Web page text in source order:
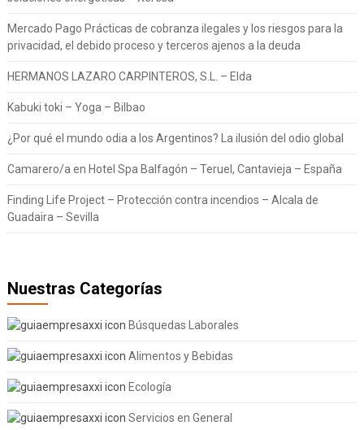
Mercado Pago Prácticas de cobranza ilegales y los riesgos para la
privacidad, el debido proceso y terceros ajenos a la deuda
HERMANOS LAZARO CARPINTEROS, S.L. – Elda
Kabuki toki – Yoga – Bilbao
¿Por qué el mundo odia a los Argentinos? La ilusión del odio global
Camarero/a en Hotel Spa Balfagón – Teruel, Cantavieja – España
Finding Life Project – Protección contra incendios – Alcala de
Guadaira – Sevilla
Nuestras Categorías
Búsquedas Laborales
Alimentos y Bebidas
Ecología
Servicios en General